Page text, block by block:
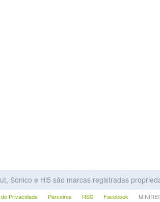
Sonico e Hi5 são marcas registradas
Privacidade Parceiros RSS Facebook